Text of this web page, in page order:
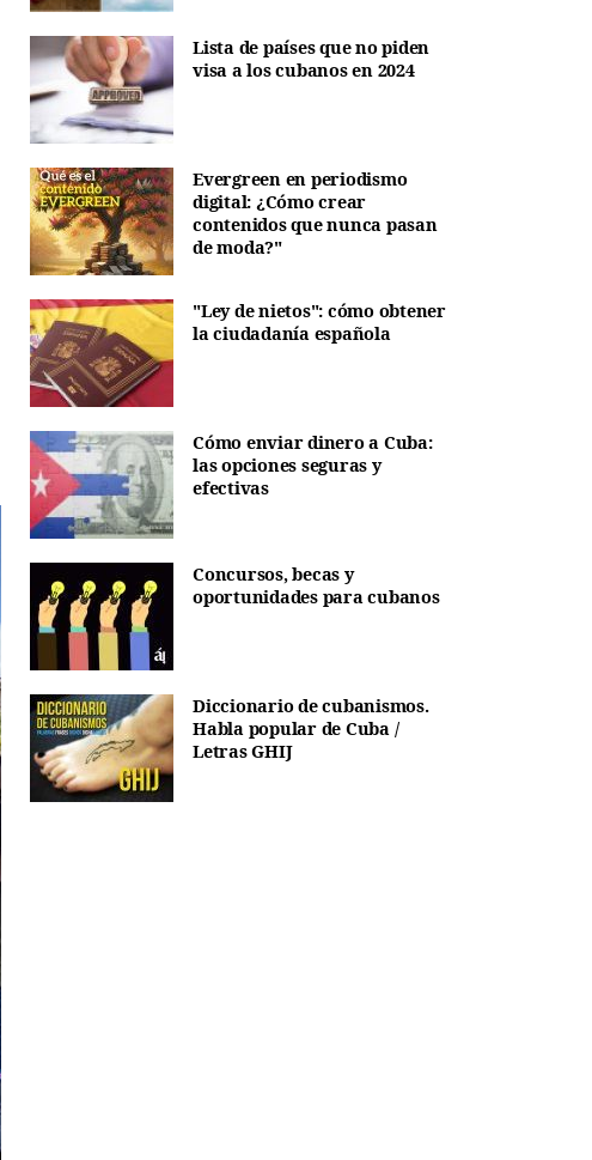
Lista de países que no piden
visa a los cubanos en 2024
Evergreen en periodismo
digital: ¿Cómo crear
contenidos que nunca pasan
de moda?"
"Ley de nietos": cómo obtener
la ciudadanía española
Cómo enviar dinero a Cuba:
las opciones seguras y
efectivas
Concursos, becas y
oportunidades para cubanos
Diccionario de cubanismos.
Habla popular de Cuba /
Letras GHIJ